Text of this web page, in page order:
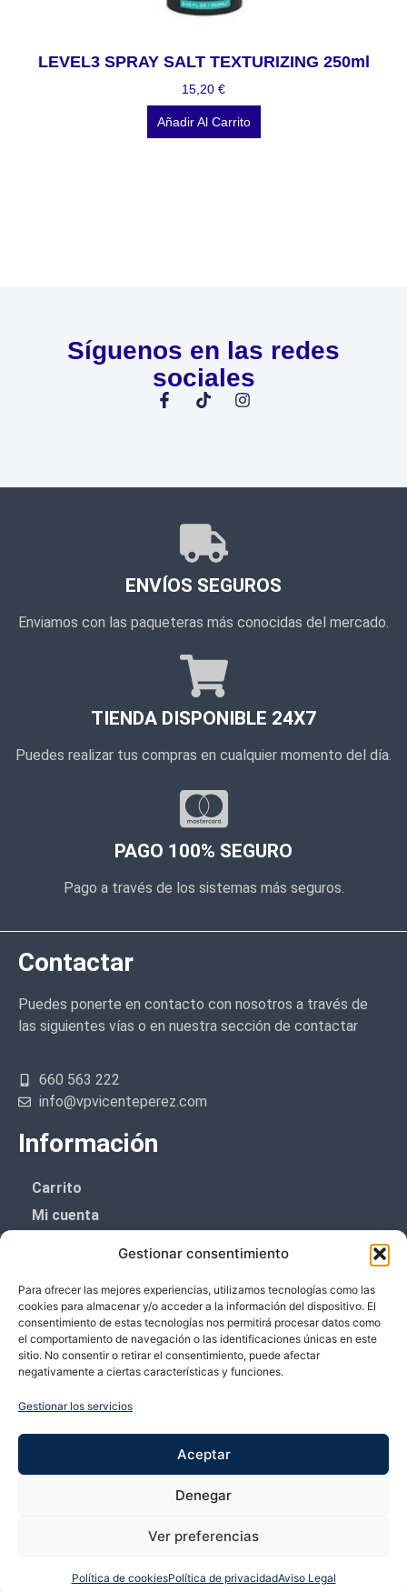
Gestionar consentimiento
Para ofrecer las mejores experiencias, utilizamos tecnologías como las
cookies para almacenar y/o acceder a la información del dispositivo. El
consentimiento de estas tecnologías nos permitirá procesar datos como
el comportamiento de navegación o las identificaciones únicas en este
sitio. No consentir o retirar el consentimiento, puede afectar
negativamente a ciertas características y funciones.
Gestionar los servicios
Aceptar
Denegar
Ver preferencias
Política de cookiesPolítica de privacidadAviso Legal
LEVEL3 SPRAY SALT TEXTURIZING 250ml
15,20 €
Añadir Al Carrito
Síguenos en las redes
sociales
ENVÍOS SEGUROS
Enviamos con las paqueteras más conocidas del mercado.
TIENDA DISPONIBLE 24X7
Puedes realizar tus compras en cualquier momento del día.
PAGO 100% SEGURO
Pago a través de los sistemas más seguros.
Contactar
Puedes ponerte en contacto con nosotros a través de
las siguientes vías o en nuestra sección de contactar
660 563 222
info@vpvicenteperez.com
Información
Carrito
Mi cuenta
Política de cookies (UE)
Boletín de noticias
¡¡Suscríbete y prometemos no dar mucho el
Te enviaremos sólo cosas importantes.
Copyright © 2026 VP Vicente Perez | Desarrollado por Bubango Networks